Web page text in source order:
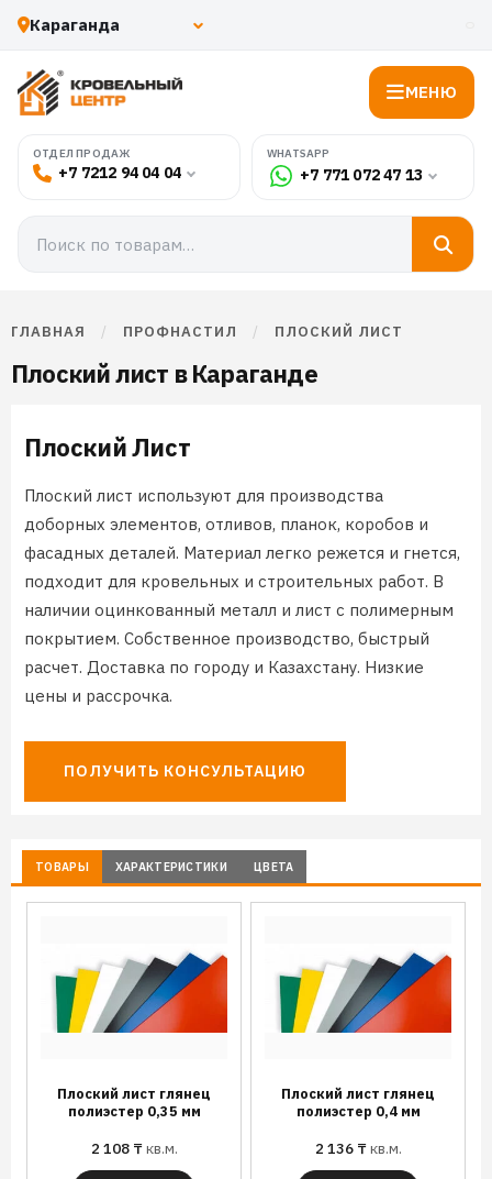
МЕНЮ
ОТДЕЛ ПРОДАЖ
+7 7212 94 04 04
WHATSAPP
+7 771 072 47 13
ГЛАВНАЯ / ПРОФНАСТИЛ / ПЛОСКИЙ ЛИСТ
Плоский лист в Караганде
Плоский Лист
Плоский лист используют для производства
доборных элементов, отливов, планок, коробов и
фасадных деталей. Материал легко режется и гнется,
подходит для кровельных и строительных работ. В
наличии оцинкованный металл и лист с полимерным
покрытием. Собственное производство, быстрый
расчет. Доставка по городу и Казахстану. Низкие
цены и рассрочка.
ПОЛУЧИТЬ КОНСУЛЬТАЦИЮ
ТОВАРЫ ХАРАКТЕРИСТИКИ ЦВЕТА
Плоский лист глянец
полиэстер 0,35 мм
2 108 ₸кв.м.
Плоский лист глянец
полиэстер 0,4 мм
2 136 ₸кв.м.